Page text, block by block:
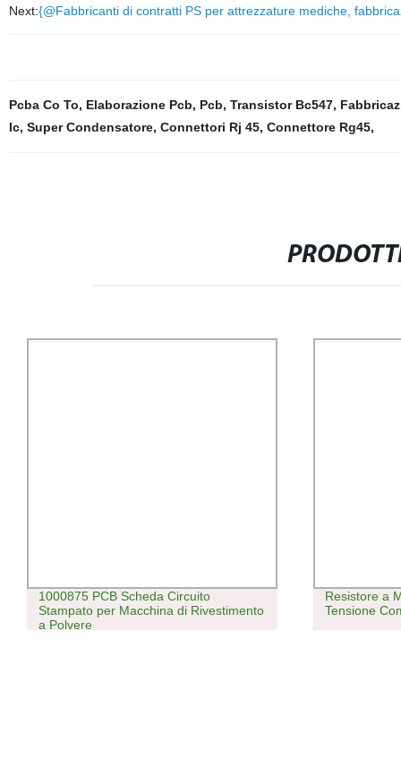
Next:{@Fabbricanti di contratti PS per attrezzature mediche,
Pcba Co To, Elaborazione Pcb, Pcb, Transistor Bc547,
Ic, Super Condensatore, Connettori Rj 45, Connettore Rg45,
1000875 PCB Scheda Circuito
Stampato per Macchina di Rivestimento
a Polvere
Resistore a
Tensione